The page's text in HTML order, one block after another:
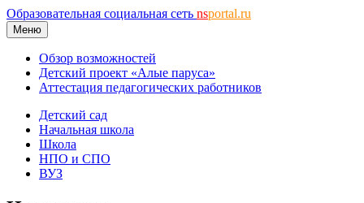
Образовательная социальная сеть nsportal.ru
Меню
Обзор возможностей
Детский проект «Алые паруса»
Аттестация педагогических работников
Детский сад
Начальная школа
Школа
НПО и СПО
ВУЗ